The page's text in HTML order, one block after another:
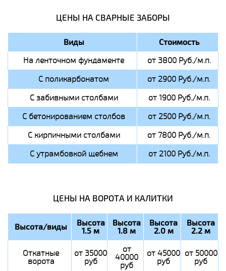
ЦЕНЫ НА СВАРНЫЕ ЗАБОРЫ
Виды Стоимость
На ленточном фундаменте
от 3800 Руб./м.п.
С поликарбонатом
от 2900 Руб./м.п.
С забивными столбами
от 1900 Руб./м.п.
С бетонированием столбов
от 2500 Руб./м.п.
С кирпичными столбами
от 7800 Руб./м.п.
С утрамбовкой щебнем
от 2100 Руб./м.п.
ЦЕНЫ НА ВОРОТА И КАЛИТКИ
Высота/виды Высота
1.5 м
Высота
1.8 м
Высота
2.0 м
Высота
2.2 м
Откатные
ворота
от 35000
руб
от
40000
руб
от 45000
руб
от 50000
руб